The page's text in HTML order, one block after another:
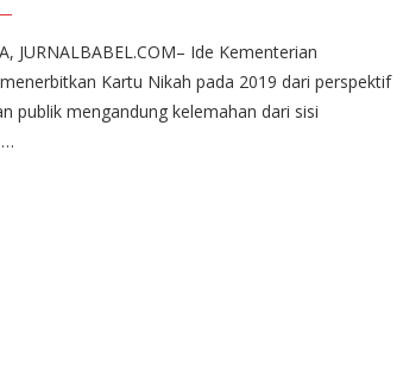
JURNALBABEL.COM– Ide Kementerian
Kartu Nikah pada 2019 dari perspektif
publik mengandung kelemahan dari sisi